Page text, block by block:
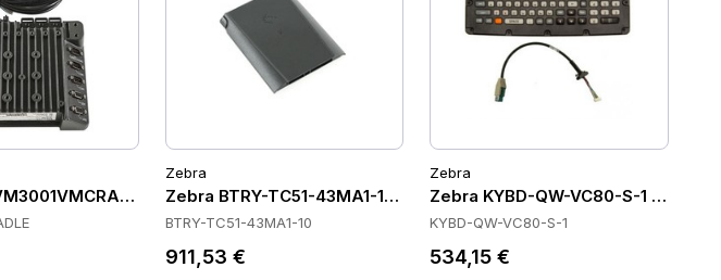
Cradles
Zebra
Zebra BTRY-TC51-43MA1-10 Batteries
BTRY-TC51-43MA1-10
911,53 €
Zebra
Zebra KYBD-QW-VC80-S-1
KYBD-QW-VC80-S-1
534,15 €